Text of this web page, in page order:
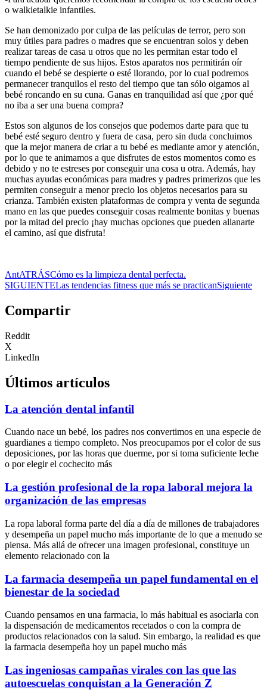
o walkietalkie infantiles.
Se han demonizado por culpa de las películas de terror, pero son
muy útiles para padres o madres que se encuentran solos y deben
realizar tareas de casa u otros que no les permitan estar todo el
tiempo pendiente de sus hijos. Estos aparatos nos permitirán oír
cuando el bebé se despierte o esté llorando, por lo cual podremos
permanecer tranquilos el resto del tiempo que tan sólo oigamos al
bebé roncando en su cuna. Ganas en tranquilidad así que ¿por qué
no iba a ser una buena compra?
Estos son algunos de los consejos que podemos darte para que tu
bebé esté seguro dentro y fuera de casa, pero sin duda concluimos
que la mejor manera de criar a tu bebé es mediante amor y atención,
por lo que te animamos a que disfrutes de estos momentos como es
debido y no te estreses por conseguir una cosa u otra. Además, hay
muchas ayudas económicas para madres y padres primerizos que les
permiten conseguir a menor precio los objetos necesarios para su
crianza. También existen plataformas de compra y venta de segunda
mano en las que puedes conseguir cosas realmente bonitas y buenas
por la mitad del precio ¡hay muchas opciones que pueden allanarte
el camino, así que disfruta!
AntATRÁSCómo es la limpieza dental perfecta.
SIGUIENTELas tendencias fitness que más se practicanSiguiente
Compartir
Reddit
X
LinkedIn
Últimos artículos
La atención dental infantil
Cuando nace un bebé, los padres nos convertimos en una especie de
guardianes a tiempo completo. Nos preocupamos por el color de sus
deposiciones, por las horas que duerme, por si toma suficiente leche
o por elegir el cochecito más
La gestión profesional de la ropa laboral mejora la
organización de las empresas
La ropa laboral forma parte del día a día de millones de trabajadores
y desempeña un papel mucho más importante de lo que a menudo se
piensa. Más allá de ofrecer una imagen profesional, constituye un
elemento relacionado con la
La farmacia desempeña un papel fundamental en el
bienestar de la sociedad
Cuando pensamos en una farmacia, lo más habitual es asociarla con
la dispensación de medicamentos recetados o con la compra de
productos relacionados con la salud. Sin embargo, la realidad es que
la farmacia desempeña hoy un papel mucho más
Las ingeniosas campañas virales con las que las
autoescuelas conquistan a la Generación Z